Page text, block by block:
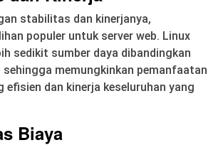
stabilitas dan kinerjanya,
populer untuk server web. Linux
sedikit sumber daya dibandingkan
sehingga memungkinkan pemanfaatan
efisien dan kinerja keseluruhan yang
Biaya